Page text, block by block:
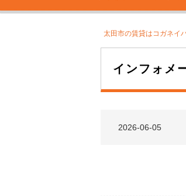
太田市の賃貸はコガネイ
インフォメ
2026-06-05